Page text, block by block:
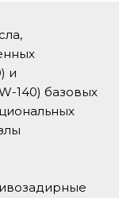
и
140) базовых